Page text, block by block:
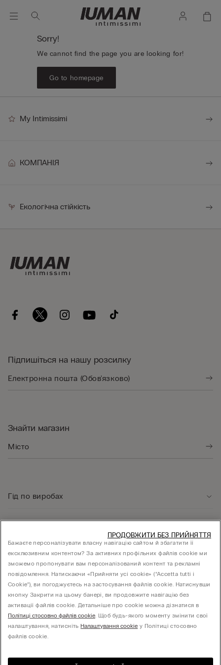
Sorry!
We cannot find the page you are looking for!
Go to homepage
My Intimissimi
КОМПАНІЯ
Екологічна стійкість
Підпишіться на нашу розсилку
Знайти магазин
Гід по виробах
Юридична інформація
КОМПАНІЯ
Товариство з обмеженою відповідальністю "МНС ІНВЕСТМЕНТ" - 01014, місто Київ,
Бажаєте персоналізувати власну навігацію сайтом й збагатити її
ексклюзивним контентом? За активних профільних файлів cookie ми
зможемо пропонувати вам персоналізований контент та рекламні
повідомлення. Натискаючи «Прийняти усі cookie» (“Accetta tutti i
Cookie”), ви погоджуєтесь на застосування файлів cookie. Натиснувши
кнопку Закрити на цьому банері, ви продовжите навігацію без
активації файлів cookie. Детальніше про cookie можна дізнатися в
Політиці стосовно файлів cookie. Щоб будь-якого моменту змінити свої
налаштування, натиснітьНалаштування cookie у Політиці стосовно
файлів cookie.
ПРОДОВЖИТИ БЕЗ ПРИЙНЯТТЯ